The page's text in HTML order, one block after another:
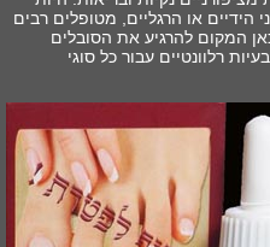
הידיים או הרגליים, מטופלים רבים
המקום להרגיע את הסובלים
רלוונטיים עבור כל סוגי